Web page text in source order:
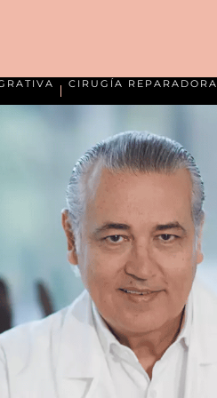
CIRUGÍA REPARADORA